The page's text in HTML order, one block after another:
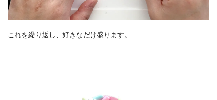
これを繰り返し、好きなだけ盛ります。